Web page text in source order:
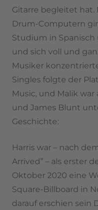
Gitarre begleitet
Drum-Computern
Studium in Spanisch
und sich voll und
Musiker
Singles folgte der
Music, und Malik war
und James Blunt
Geschichte:
Harris war – nach
Arrived” – als erster
Oktober 2020 eine
Square-Billboard in
darauf erschien sein